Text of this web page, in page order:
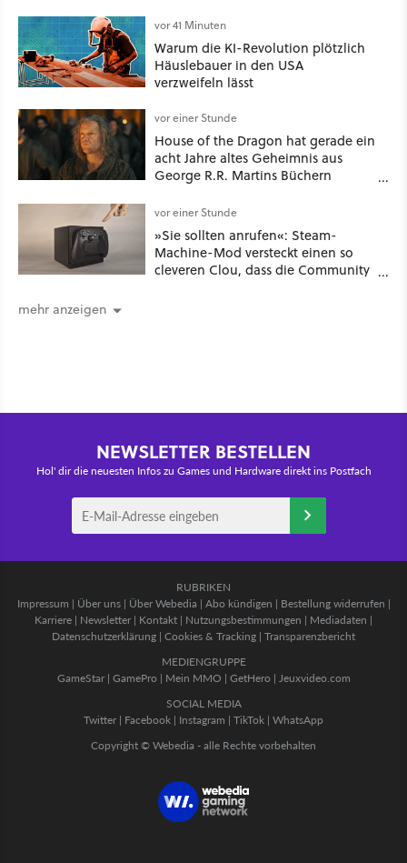
vor 41 Minuten
Warum die KI-Revolution plötzlich
Häuslebauer in den USA
verzweifeln lässt
vor einer Stunde
House of the Dragon hat gerade ein
acht Jahre altes Geheimnis aus
George R.R. Martins Büchern
vor einer Stunde
»Sie sollten anrufen«: Steam-
Machine-Mod versteckt einen so
cleveren Clou, dass die Community
mehr anzeigen
NEWSLETTER BESTELLEN
Hol' dir die neuesten Infos zu Games und Hardware direkt ins Postfach
RUBRIKEN
Impressum | Über uns| Über Webedia | Abo kündigen | Bestellung widerrufen |
Karriere | Newsletter | Kontakt | Nutzungsbestimmungen | Mediadaten |
Datenschutzerklärung | Cookies & Tracking | Transparenzbericht
MEDIENGRUPPE
GameStar| GamePro | Mein MMO | GetHero | Jeuxvideo.com
SOCIAL MEDIA
Twitter | Facebook | Instagram | TikTok | WhatsApp
Copyright © Webedia - alle Rechte vorbehalten